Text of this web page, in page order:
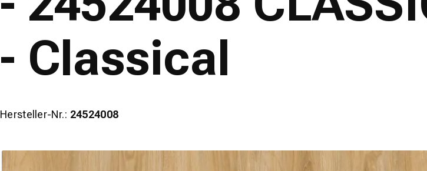
- Classical
Hersteller-Nr.: 24524008